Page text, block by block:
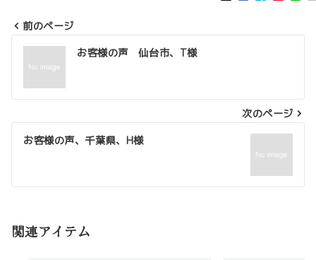
投
ナ
ビ
ゲ
シ
ン
前のページ
お客様の声 仙台市、T様
次のページ
お客様の声、千葉県、H様
関連アイテム